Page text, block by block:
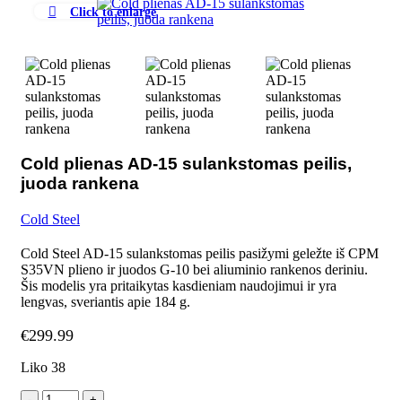
Click to enlarge
Cold plienas AD-15 sulankstomas peilis,
juoda rankena
Cold Steel
Cold Steel AD-15 sulankstomas peilis pasižymi geležte iš CPM
S35VN plieno ir juodos G-10 bei aliuminio rankenos deriniu.
Šis modelis yra pritaikytas kasdieniam naudojimui ir yra
lengvas, sveriantis apie 184 g.
€299.99
Liko 38
produkto